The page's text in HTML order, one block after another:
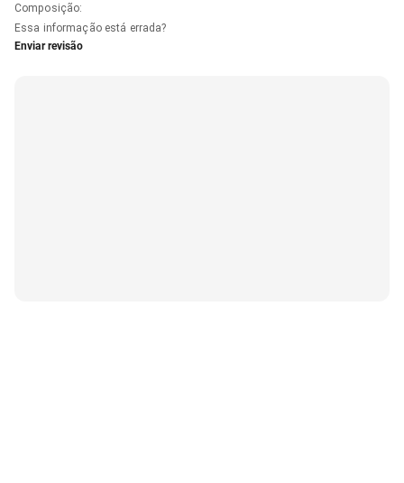
Composição:
Essa informação está errada?
Enviar revisão